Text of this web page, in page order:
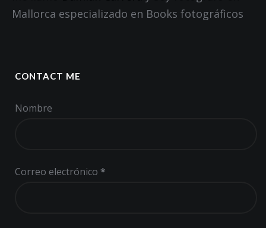
Mallorca especializado en Books fotográficos
CONTACT ME
Nombre
Correo electrónico *